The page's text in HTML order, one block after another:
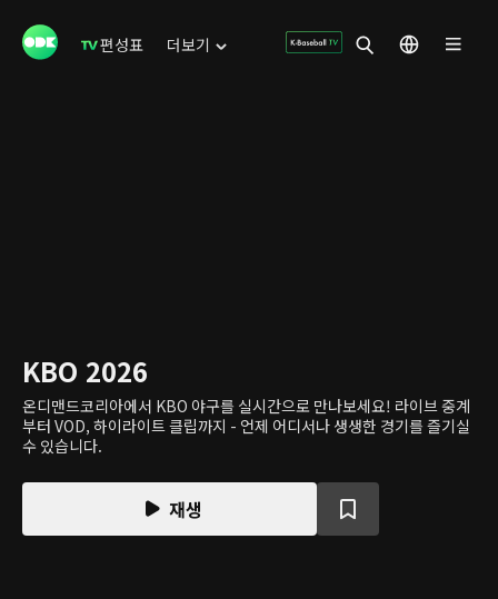
편성표 더보기
KBO 2026
온디맨드코리아에서 KBO 야구를 실시간으로 만나보세요! 라이브 중계
부터 VOD, 하이라이트 클립까지 - 언제 어디서나 생생한 경기를 즐기실
수 있습니다.
재생